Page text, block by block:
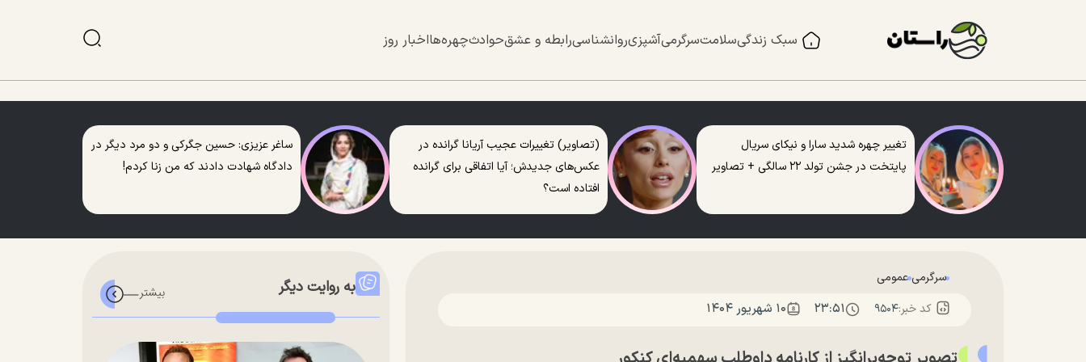
سبک زندگیسلامتسرگرمیآشپزیروانشناسیرابطه و عشقحوادثچهره‌هااخبار روز
تغییر چهره شدید سارا و نیکای سریال
پایتخت در جشن تولد ۲۲ سالگی + تصاویر
(تصاویر) تغییرات عجیب آریانا گرانده در
عکس‌های جدیدش؛ آیا اتفاقی برای گرانده
افتاده است؟
ساغر عزیزی: حسین جگرکی و دو مرد دیگر در
دادگاه شهادت دادند که من زنا کردم!
سرگرمی عمومی
کد خبر:۹۵۰۴ ۲۳:۵۱ ۱۰ شهريور ۱۴۰۴
به روایت دیگر